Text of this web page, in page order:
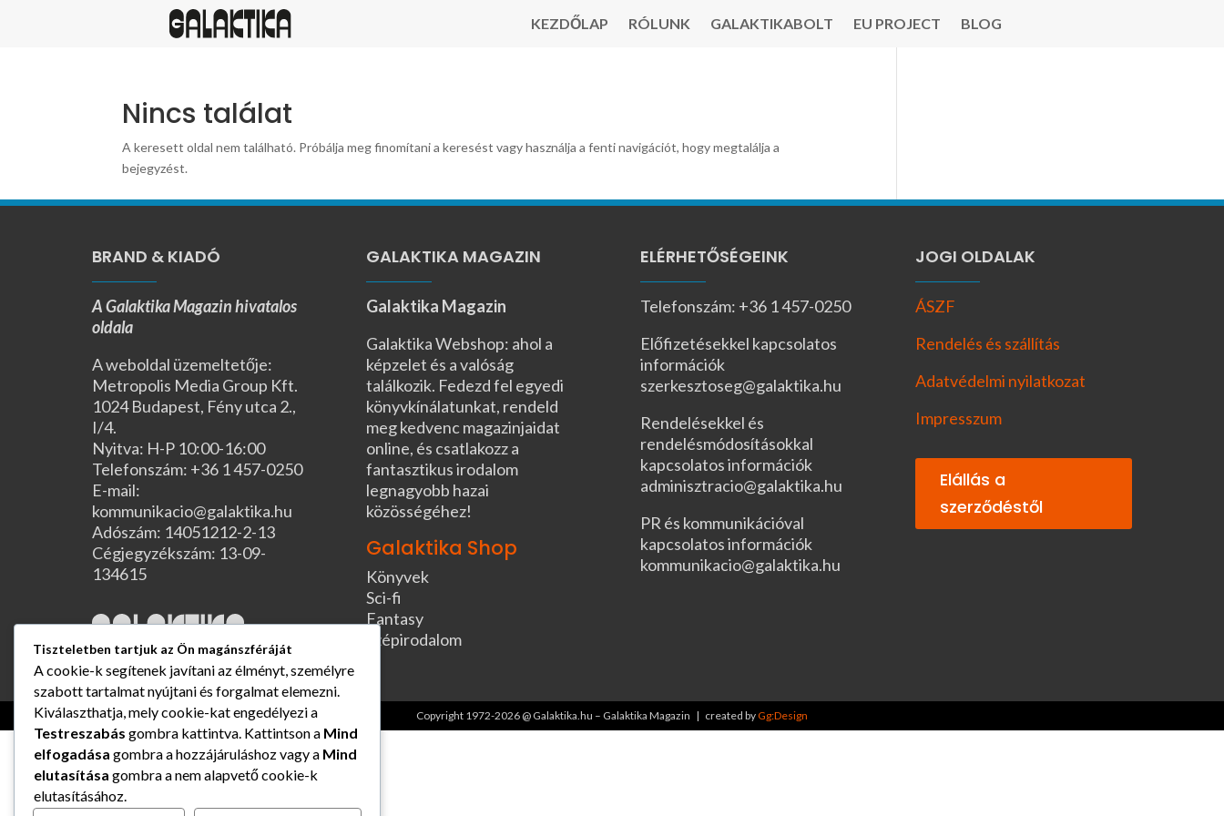
KEZDŐLAP RÓLUNK GALAKTIKABOLT EU PROJECT BLOG
Nincs találat
A keresett oldal nem található. Próbálja meg finomítani a keresést vagy használja a fenti navigációt, hogy megtalálja a
bejegyzést.
BRAND & KIADÓ
A Galaktika Magazin hivatalos
oldala
A weboldal üzemeltetője:
Metropolis Media Group Kft.
1024 Budapest, Fény utca 2.,
I/4.
Nyitva: H-P 10:00-16:00
Telefonszám: +36 1 457-0250
E-mail:
kommunikacio@galaktika.hu
Adószám: 14051212-2-13
Cégjegyzékszám: 13-09-
134615
GALAKTIKA MAGAZIN
Galaktika Magazin
Galaktika Webshop: ahol a
képzelet és a valóság
találkozik. Fedezd fel egyedi
könyvkínálatunkat, rendeld
meg kedvenc magazinjaidat
online, és csatlakozz a
fantasztikus irodalom
legnagyobb hazai
közösségéhez!
Galaktika Shop
Könyvek
Sci-fi
Fantasy
Szépirodalom
ELÉRHETŐSÉGEINK
Telefonszám: +36 1 457-0250
Előfizetésekkel kapcsolatos
információk
szerkesztoseg@galaktika.hu
Rendelésekkel és
rendelésmódosításokkal
kapcsolatos információk
adminisztracio@galaktika.hu
PR és kommunikációval
kapcsolatos információk
kommunikacio@galaktika.hu
JOGI OLDALAK
ÁSZF
Rendelés és szállítás
Adatvédelmi nyilatkozat
Impresszum
Elállás a
szerződéstől
Copyright 1972-2026 @ Galaktika.hu – Galaktika Magazin | created byGg:Design
Tiszteletben tartjuk az Ön magánszféráját
A cookie-k segítenek javítani az élményt, személyre
szabott tartalmat nyújtani és forgalmat elemezni.
Kiválaszthatja, mely cookie-kat engedélyezi a
Testreszabás gombra kattintva. Kattintson a Mind
elfogadása gombra a hozzájáruláshoz vagy a Mind
elutasítása gombra a nem alapvető cookie-k
elutasításához.